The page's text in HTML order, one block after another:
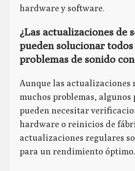
hardware y software.
¿Las actualizaciones de
pueden solucionar todos
problemas de sonido
Aunque las actualizaciones
muchos problemas, algunos
pueden necesitar
hardware o reinicios de
actualizaciones regulares
para un rendimiento óptimo.